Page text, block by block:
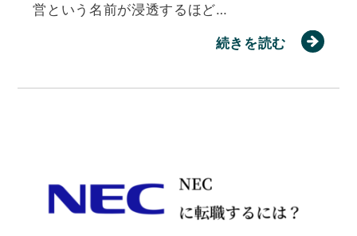
営という名前が浸透するほど…
続きを読む